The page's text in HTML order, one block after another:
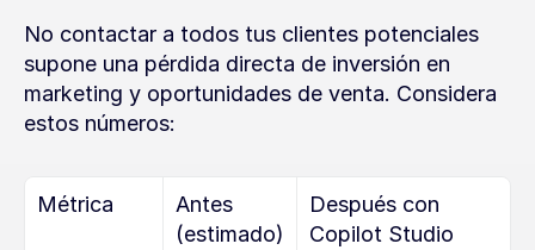
No contactar a todos tus clientes potenciales
supone una pérdida directa de inversión en
marketing y oportunidades de venta. Considera
estos números:
Métrica
Antes
(estimado)
Después con
Copilot Studio